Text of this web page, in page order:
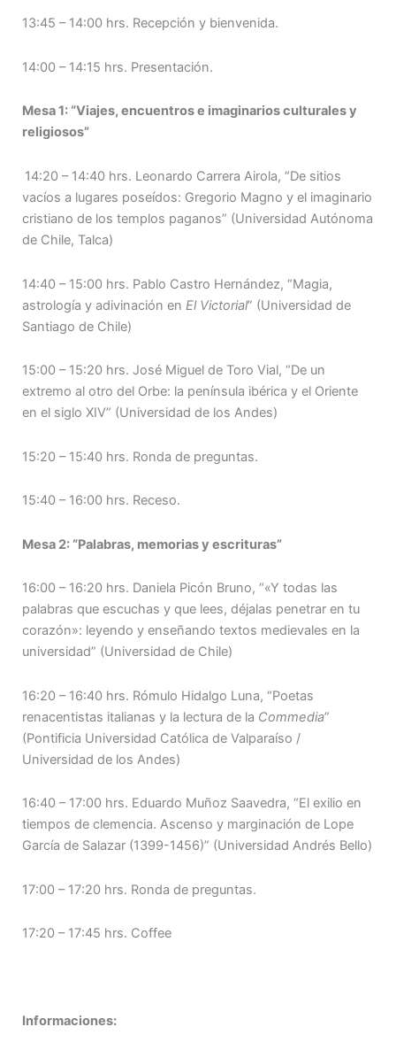
13:45 – 14:00 hrs. Recepción y bienvenida.
14:00 – 14:15 hrs. Presentación.
Mesa 1: “Viajes, encuentros e imaginarios culturales y
religiosos”
14:20 – 14:40 hrs. Leonardo Carrera Airola, “De sitios
vacíos a lugares poseídos: Gregorio Magno y el imaginario
cristiano de los templos paganos” (Universidad Autónoma
de Chile, Talca)
14:40 – 15:00 hrs. Pablo Castro Hernández, “Magia,
astrología y adivinación en El Victorial” (Universidad de
Santiago de Chile)
15:00 – 15:20 hrs. José Miguel de Toro Vial, “De un
extremo al otro del Orbe: la península ibérica y el Oriente
en el siglo XIV” (Universidad de los Andes)
15:20 – 15:40 hrs. Ronda de preguntas.
15:40 – 16:00 hrs. Receso.
Mesa 2: “Palabras, memorias y escrituras”
16:00 – 16:20 hrs. Daniela Picón Bruno, “«Y todas las
palabras que escuchas y que lees, déjalas penetrar en tu
corazón»: leyendo y enseñando textos medievales en la
universidad” (Universidad de Chile)
16:20 – 16:40 hrs. Rómulo Hidalgo Luna, “Poetas
renacentistas italianas y la lectura de la Commedia”
(Pontificia Universidad Católica de Valparaíso /
Universidad de los Andes)
16:40 – 17:00 hrs. Eduardo Muñoz Saavedra, “El exilio en
tiempos de clemencia. Ascenso y marginación de Lope
García de Salazar (1399-1456)” (Universidad Andrés Bello)
17:00 – 17:20 hrs. Ronda de preguntas.
17:20 – 17:45 hrs. Coffee
Informaciones: